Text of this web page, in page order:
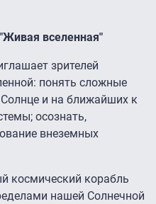
вселенная"
зрителей
понять сложные
и на ближайших к
осознать,
внеземных
космический корабль
нашей Солнечной